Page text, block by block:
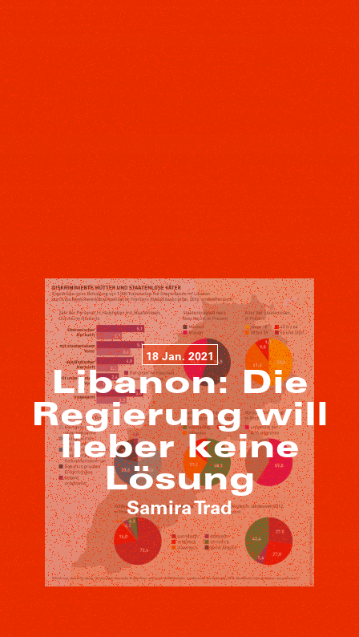
18 Jan. 2021
Libanon: Die
Regierung will
lieber keine
Lösung
Samira Trad